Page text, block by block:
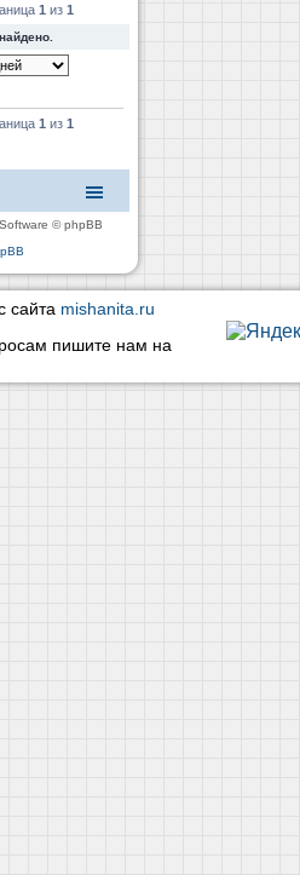
1 из1
1 из1
© phpBB
сайта mishanita.ru
пишите нам на